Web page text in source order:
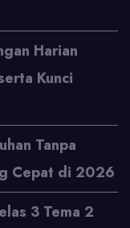
Harian
Kunci
Tanpa
Cepat di 2026
3 Tema 2